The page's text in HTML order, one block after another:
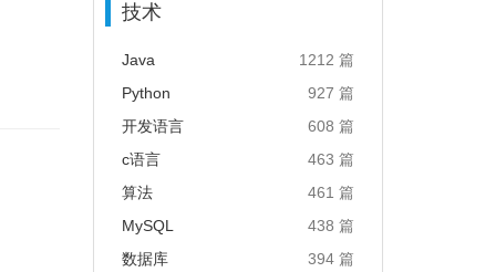
技术
Java
1212 篇
Python
927 篇
开发语言
608 篇
c语言
463 篇
算法
461 篇
MySQL
438 篇
数据库
394 篇